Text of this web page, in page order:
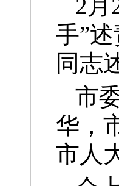
2月
手”
同志
市
华，
市人